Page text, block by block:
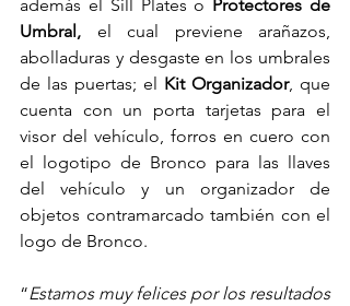
además el Sill Plates o Protectores de
Umbral, el cual
previene arañazos,
abolladuras y desgaste en los umbrales
de las puertas; el Kit Organizador, que
cuenta con un porta tarjetas para el
visor del vehículo, forros en cuero con
el logotipo de Bronco para las llaves
del vehículo y un organizador de
objetos contramarcado también con el
logo de Bronco.
“Estamos muy felices por los resultados